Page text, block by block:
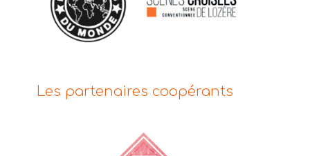
Les partenaires coopérants